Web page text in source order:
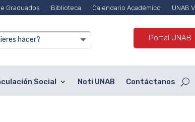
Graduados Biblioteca Calendario Académico UNAB
Portal UNAB
Social Noti UNAB Contáctanos